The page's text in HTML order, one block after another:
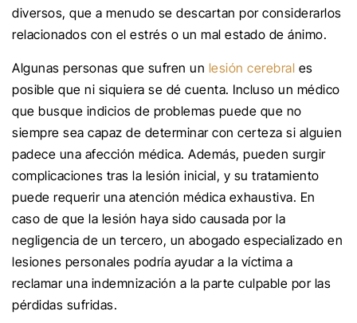
diversos, que a menudo se descartan por considerarlos
relacionados con el estrés o un mal estado de ánimo.
Algunas personas que sufren un lesión cerebral es
posible que ni siquiera se dé cuenta. Incluso un médico
que busque indicios de problemas puede que no
siempre sea capaz de determinar con certeza si alguien
padece una afección médica. Además, pueden surgir
complicaciones tras la lesión inicial, y su tratamiento
puede requerir una atención médica exhaustiva. En
caso de que la lesión haya sido causada por la
negligencia de un tercero, un abogado especializado en
lesiones personales podría ayudar a la víctima a
reclamar una indemnización a la parte culpable por las
pérdidas sufridas.